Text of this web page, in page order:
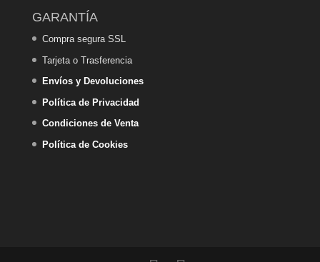
GARANTÍA
Compra segura SSL
Tarjeta o Trasferencia
Envíos y Devoluciones
Política de Privacidad
Condiciones de Venta
Política de Cookies